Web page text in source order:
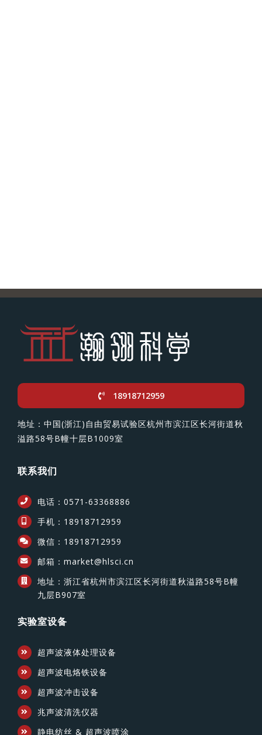
18918712959
地址：中国(浙江)自由贸易试验区杭州市滨江区长河街道秋
溢路58号B幢十层B1009室
联系我们
电话：0571-63368886
手机：18918712959
微信：18918712959
邮箱：market@hlsci.cn
地址：浙江省杭州市滨江区长河街道秋溢路58号B幢
九层B907室
实验室设备
超声波液体处理设备
超声波电烙铁设备
超声波冲击设备
兆声波清洗仪器
静电纺丝 & 超声波喷涂